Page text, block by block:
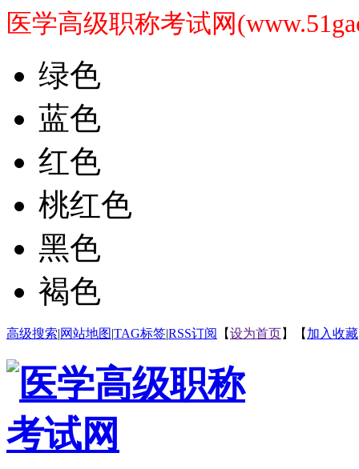
医学高级职称考试网
绿色
蓝色
红色
桃红色
黑色
褐色
高级搜索|网站地图|TAG标签|RSS订阅 【设为首页】【 加入收藏